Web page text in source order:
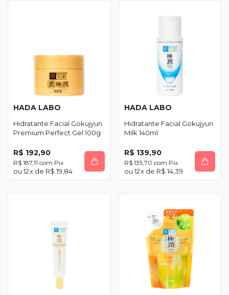
HADA LABO
Hidratante Facial Gokujyun
Premium Perfect Gel 100g
R$ 192,90
R$ 187,11 com Pix
12x de R$ 19,84
HADA LABO
Hidratante Facial Gokujyun
Milk 140ml
R$ 139,90
R$ 135,70 com Pix
12x de R$ 14,39